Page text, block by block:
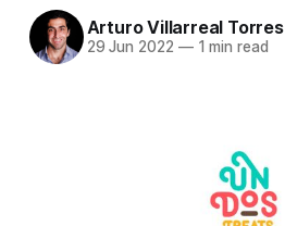
Arturo Villarreal Torres
29 Jun 2022 —1 min read